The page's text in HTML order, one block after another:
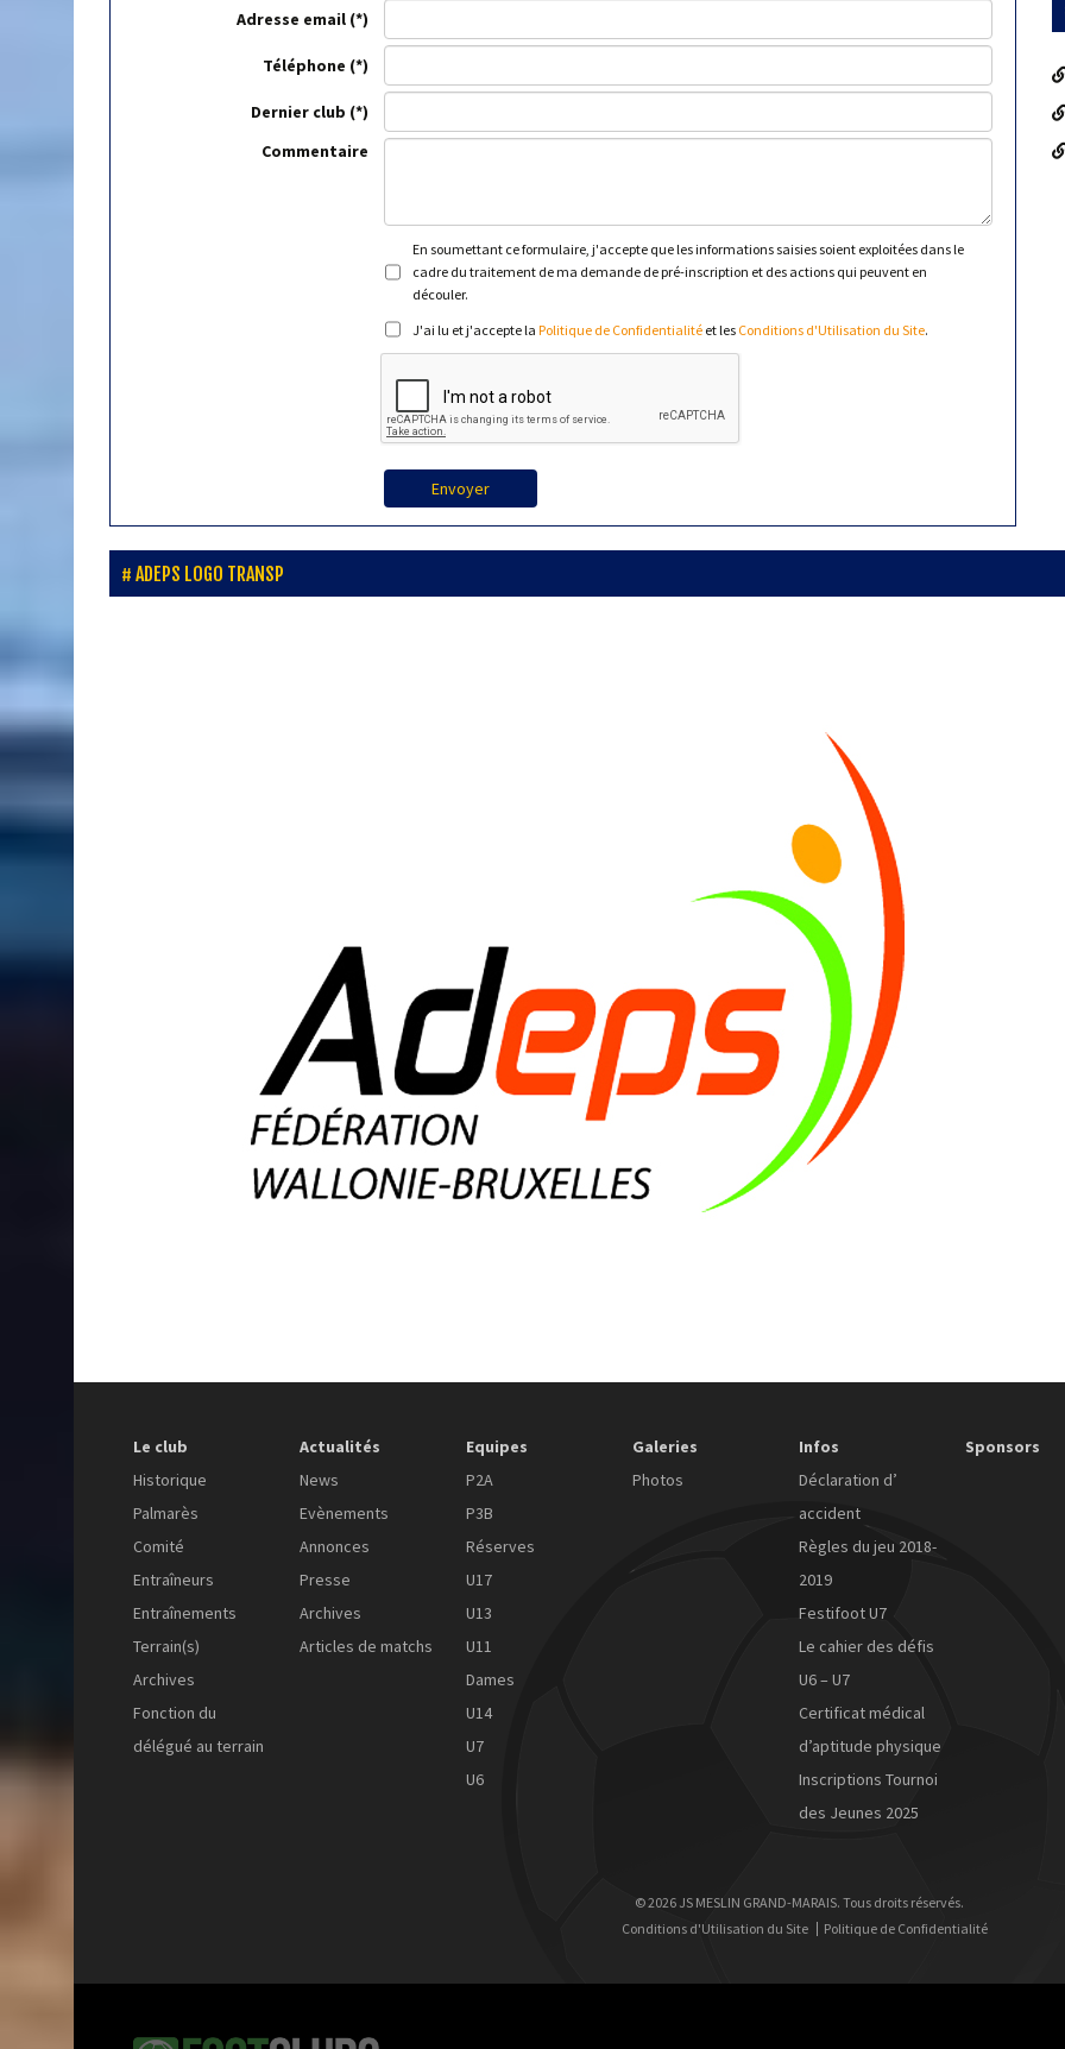
Adresse email
Téléphone
Dernier club
Commentaire
En soumettant ce formulaire, j'accepte que les informations saisies soient exploitées dans le
cadre du traitement de ma demande de pré-inscription et des actions qui peuvent en
découler.
J'ai lu et j'accepte la Politique de Confidentialitéet les Conditions d'Utilisation du Site.
Envoyer
ADEPS LOGO TRANSP
Le club
Historique
Palmarès
Comité
Entraîneurs
Entraînements
Terrain(s)
Archives
Fonction du
délégué au terrain
Actualités
News
Evènements
Annonces
Presse
Archives
Articles de matchs
Equipes
P2A
P3B
Réserves
U17
U13
U11
Dames
U14
U7
U6
Galeries
Photos
Infos
Déclaration d’
accident
Règles du jeu 2018-
2019
Festifoot U7
Le cahier des défis
U6 – U7
Certificat médical
d’aptitude physique
Inscriptions Tournoi
des Jeunes 2025
Sponsors
© 2026 JS MESLIN GRAND-MARAIS. Tous droits réservés.
Conditions d'Utilisation du Site
Politique de Confidentialité